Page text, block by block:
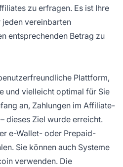
zu erfragen. Es ist Ihre
jeden vereinbarten
entsprechenden Betrag zu
Plattform,
und vielleicht optimal für Sie
an, Zahlungen im Affiliate-
dieses Ziel wurde erreicht.
e-Wallet- oder Prepaid-
Sie können auch Systeme
verwenden. Die